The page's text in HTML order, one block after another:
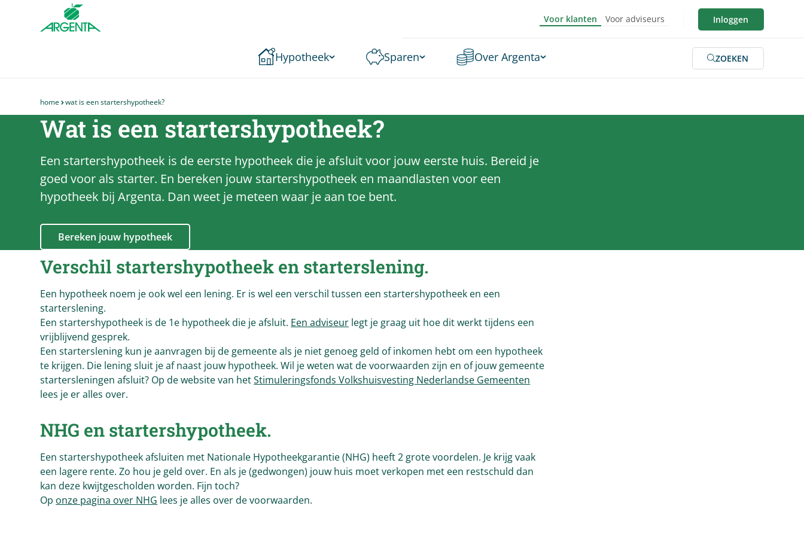
Ga naar de
hoofdinhoud
Voor klanten Voor adviseurs Inloggen
Hypotheek Sparen Over Argenta ZOEKEN
Je
bent
hier
home wat is een startershypotheek?
Wat is een startershypotheek?
Een startershypotheek is de eerste hypotheek die je afsluit voor jouw eerste huis. Bereid je
goed voor als starter. En bereken jouw startershypotheek en maandlasten voor een
hypotheek bij Argenta. Dan weet je meteen waar je aan toe bent.
Bereken jouw hypotheek
Verschil startershypotheek en starterslening.
Een hypotheek noem je ook wel een lening. Er is wel een verschil tussen een startershypotheek en een
starterslening.
Een startershypotheek is de 1e hypotheek die je afsluit. Een adviseur legt je graag uit hoe dit werkt tijdens een
vrijblijvend gesprek.
Een starterslening kun je aanvragen bij de gemeente als je niet genoeg geld of inkomen hebt om een hypotheek
te krijgen. Die lening sluit je af naast jouw hypotheek. Wil je weten wat de voorwaarden zijn en of jouw gemeente
startersleningen afsluit? Op de website van hetStimuleringsfonds Volkshuisvesting Nederlandse Gemeenten
lees je er alles over.
NHG en startershypotheek.
Een startershypotheek afsluiten met Nationale Hypotheekgarantie (NHG) heeft 2 grote voordelen. Je krijg vaak
een lagere rente. Zo hou je geld over. En als je (gedwongen) jouw huis moet verkopen met een restschuld dan
kan deze kwijtgescholden worden. Fijn toch?
Op onze pagina over NHG lees je alles over de voorwaarden.